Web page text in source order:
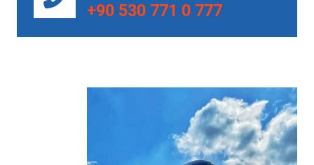
+90 530 771 0 777